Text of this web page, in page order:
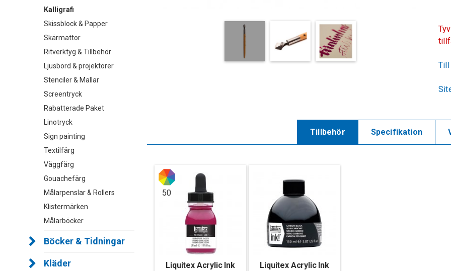
Kalligrafi
Skissblock & Papper
Skärmattor
Ritverktyg & Tillbehör
Ljusbord & projektorer
Stenciler & Mallar
Screentryck
Rabatterade Paket
Linotryck
Sign painting
Textilfärg
Väggfärg
Gouachefärg
Målarpenslar & Rollers
Klistermärken
Målarböcker
Böcker & Tidningar
Kläder
Till
Tillbehör Specifikation
50
Liquitex Acrylic Ink
Liquitex Acrylic Ink